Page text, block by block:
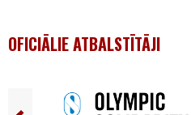
OFICIĀLIE ATBALSTĪTĀJI